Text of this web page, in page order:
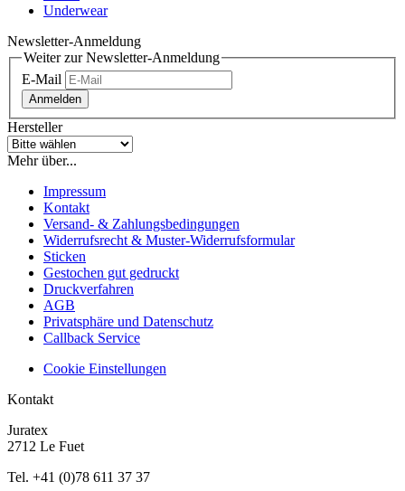
Underwear
Newsletter-Anmeldung
Weiter zur Newsletter-Anmeldung
E-Mail
Anmelden
Hersteller
Mehr über...
Impressum
Kontakt
Versand- & Zahlungsbedingungen
Widerrufsrecht & Muster-Widerrufsformular
Sticken
Gestochen gut gedruckt
Druckverfahren
AGB
Privatsphäre und Datenschutz
Callback Service
Cookie Einstellungen
Kontakt
Juratex
2712 Le Fuet
Tel. +41 (0)78 611 37 37